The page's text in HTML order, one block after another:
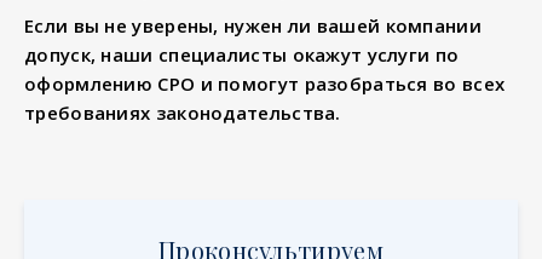
Если вы не уверены, нужен ли вашей компании
допуск, наши специалисты окажут услуги по
оформлению СРО и помогут разобраться во всех
требованиях законодательства.
Проконсультируем